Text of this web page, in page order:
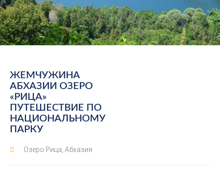
ЖЕМЧУЖИНА
АБХАЗИИ ОЗЕРО
«РИЦА»
ПУТЕШЕСТВИЕ ПО
НАЦИОНАЛЬНОМУ
ПАРКУ
Озеро Рица, Абхазия